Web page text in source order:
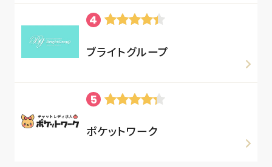
ブライトグループ
ポケットワーク